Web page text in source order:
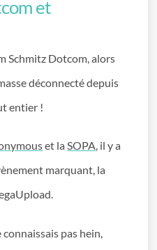
et
Schmitz Dotcom, alors
déconnecté depuis
entier !
et laSOPA, il y a
marquant, la
pas hein,